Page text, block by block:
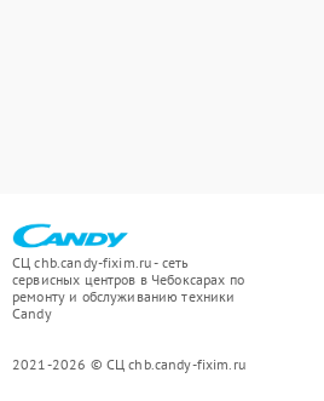
СЦ chb.candy-fixim.ru - сеть
сервисных центров в Чебоксарах по
ремонту и обслуживанию техники
Candy
2021-2026 © СЦ chb.candy-fixim.ru